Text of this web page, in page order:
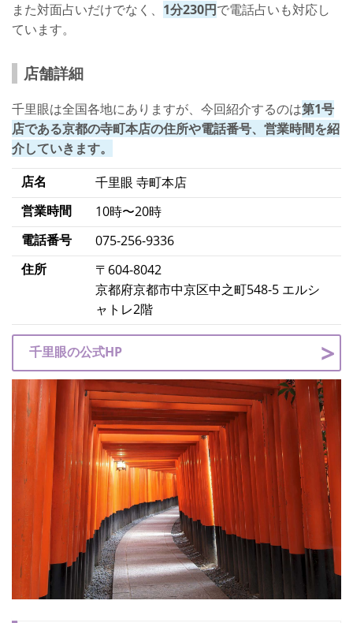
また対面占いだけでなく、 1分230円で電話占いも対応し
ています。
店舗詳細
千里眼は全国各地にありますが、今回紹介するのは第1号
店である京都の寺町本店の住所や電話番号、営業時間を紹
介していきます。
店名
千里眼 寺町本店
営業時間
10時〜20時
電話番号
075-256-9336
住所
〒604-8042
京都府京都市中京区中之町548-5 エルシ
ャトレ2階
千里眼の公式HP